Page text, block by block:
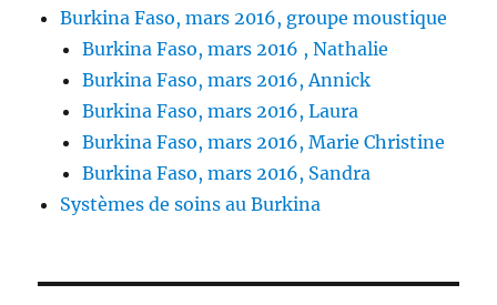
Burkina Faso, mars 2016, groupe moustique
Burkina Faso, mars 2016 , Nathalie
Burkina Faso, mars 2016, Annick
Burkina Faso, mars 2016, Laura
Burkina Faso, mars 2016, Marie Christine
Burkina Faso, mars 2016, Sandra
Systèmes de soins au Burkina